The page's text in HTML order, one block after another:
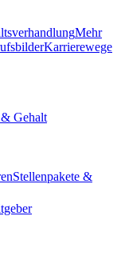
Mehr
Karrierewege
Gehalt
Stellenpakete &